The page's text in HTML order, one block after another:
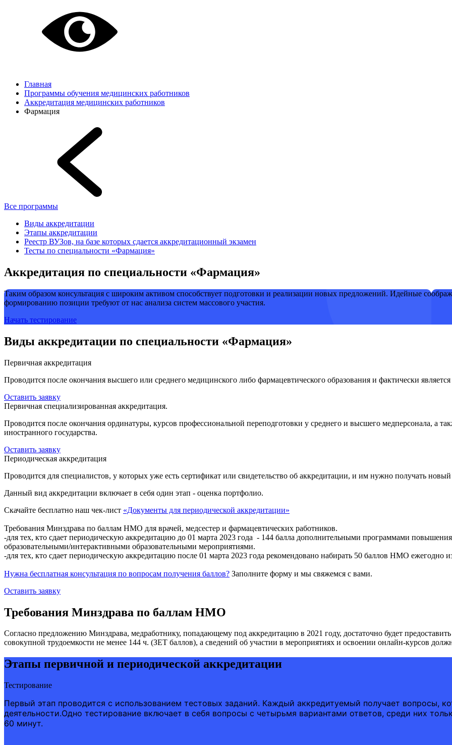
Главная
Программы обучения медицинских работников
Аккредитация медицинских работников
Фармация
Все программы
Виды аккредитации
Этапы аккредитации
Реестр ВУЗов, на базе которых сдается аккредитационный экзамен
Тесты по специальности «Фармация»
Аккредитация по специальности «Фармация»
Таким образом консультация с широким активом способствует подготовки и реализации новых предложений. Идейные
формированию позиции требуют от нас анализа систем массового участия.
Начать тестирование
Виды аккредитации по специальности «Фармация»
Первичная аккредитация
Проводится после окончания высшего или среднего медицинского либо фармацевтического образования и фактически
Оставить заявку
Первичная специализированная аккредитация.
Проводится после окончания ординатуры, курсов профессиональной переподготовки у среднего и высшего медперсонала, а
иностранного государства.
Оставить заявку
Периодическая аккредитация
Проводится для специалистов, у которых уже есть сертификат или свидетельство об аккредитации, и им нужно получать
Данный вид аккредитации включает в себя один этап - оценка портфолио.
Скачайте бесплатно наш чек-лист «Документы для периодической аккредитации»
Требования Минздрава по баллам НМО для врачей, медсестер и фармацевтических работников.
-для тех, кто сдает периодическую аккредитацию до 01 марта 2023 года - 144 балла дополнительными программами
образовательными/интерактивными образовательными мероприятиями.
-для тех, кто сдает периодическую аккредитацию после 01 марта 2023 года рекомендовано набирать 50 баллов НМО
Нужна бесплатная консультация по вопросам получения баллов? Заполните форму и мы свяжемся с вами.
Оставить заявку
Требования Минздрава по баллам НМО
Согласно предложению Минздрава, медработнику, попадающему под аккредитацию в 2021 году, достаточно будет
совокупной трудоемкости не менее 144 ч. (ЗЕТ баллов), а сведений об участии в мероприятиях и освоении онлайн-курсов
Этапы первичной и периодической аккредитации
Тестирование
Первый этап проводится с использованием тестовых заданий. Каждый аккредитуемый получает вопросы,
деятельности.Одно тестирование включает в себя вопросы с четырьмя вариантами ответов, среди них
60 минут.